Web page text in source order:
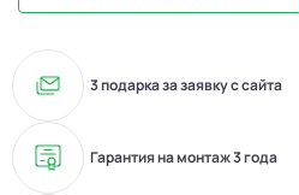
3 подарка за заявку с сайта
Гарантия на монтаж 3 года